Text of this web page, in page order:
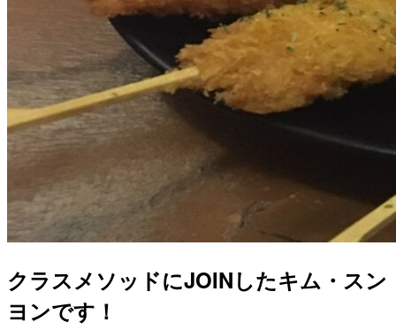
クラスメソッドにJOINしたキム・スン
ヨンです！